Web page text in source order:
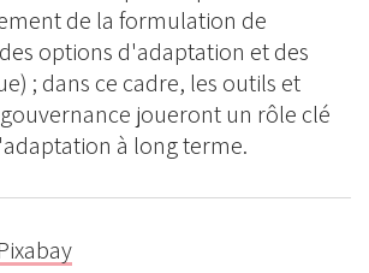
de la formulation de
options d'adaptation et des
; dans ce cadre, les outils et
joueront un rôle clé
à long terme.